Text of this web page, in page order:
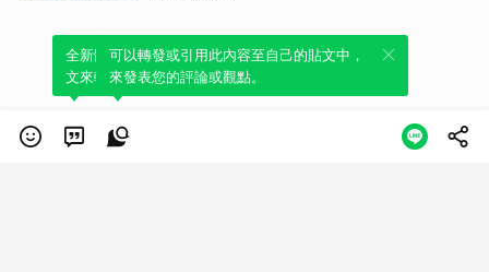
全新體驗！一鍵引用此內容，透過發布貼
文來輕鬆表達個人立場。
可以轉發或引用此內容至自己的貼文中，
來發表您的評論或觀點。